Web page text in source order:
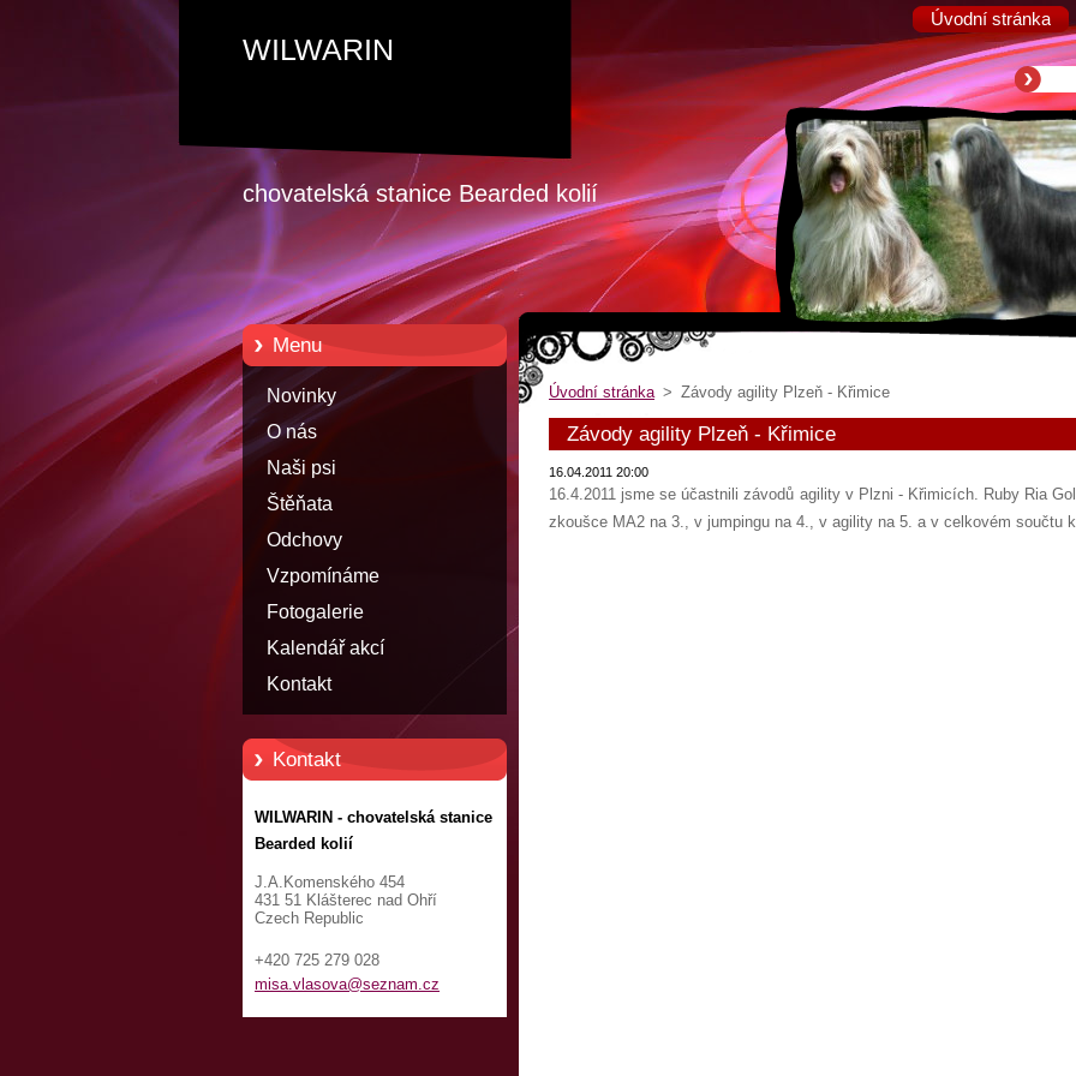
Úvodní stránka
WILWARIN
chovatelská stanice Bearded kolií
Menu
Novinky
O nás
Naši psi
Štěňata
Odchovy
Vzpomínáme
Fotogalerie
Kalendář akcí
Kontakt
Kontakt
WILWARIN - chovatelská stanice
Bearded kolií
J.A.Komenského 454
431 51 Klášterec nad Ohří
Czech Republic
+420 725 279 028
misa.vlasova@seznam.cz
Úvodní stránka > Závody agility Plzeň - Křimice
Závody agility Plzeň - Křimice
16.04.2011 20:00
16.4.2011 jsme se účastnili závodů agility v Plzni - Křimicích. Ruby Ria
zkoušce MA2 na 3., v jumpingu na 4., v agility na 5. a v celkovém součtu